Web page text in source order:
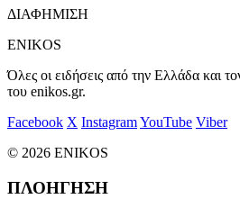
ΔΙΑΦΗΜΙΣΗ
ENIKOS
Όλες οι ειδήσεις από την Ελλάδα και
του enikos.gr.
Facebook X InstagramYouTube Viber
© 2026 ENIKOS
ΠΛΟΗΓΗΣΗ